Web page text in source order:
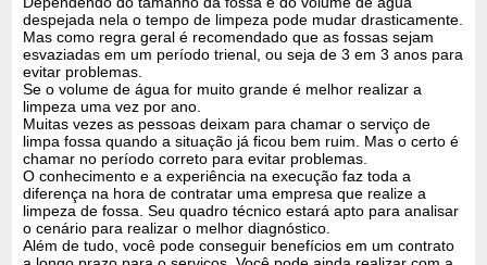
despejada nela o tempo de limpeza pode mudar drasticamente.
Mas como regra geral é recomendado que as fossas sejam
esvaziadas em um período trienal, ou seja de 3 em 3 anos para
evitar problemas.
Se o volume de água for muito grande é melhor realizar a
limpeza uma vez por ano.
Muitas vezes as pessoas deixam para chamar o serviço de
limpa fossa quando a situação já ficou bem ruim. Mas o certo é
chamar no período correto para evitar problemas.
O conhecimento e a experiência na execução faz toda a
diferença na hora de contratar uma empresa que realize a
limpeza de fossa. Seu quadro técnico estará apto para analisar
o cenário para realizar o melhor diagnóstico.
Além de tudo, você pode conseguir benefícios em um contrato